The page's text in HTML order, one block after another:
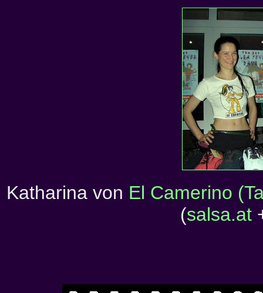
Katharina von El Camerino
(salsa.at